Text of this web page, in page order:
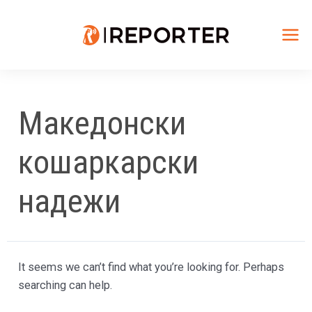
Македонски
кошаркарски
надежи
It seems we can’t find what you’re looking for. Perhaps
searching can help.